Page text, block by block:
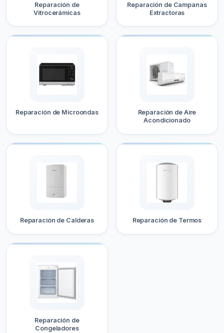
Reparación de
Vitrocerámicas
Reparación de Campanas
Extractoras
Reparación de Microondas
Reparación de Aire
Acondicionado
Reparación de Calderas Reparación de Termos
Reparación de
Congeladores